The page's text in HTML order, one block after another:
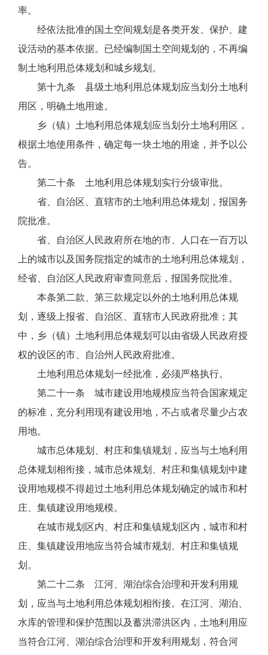
率。
经依法批准的国土空间规划是各类开发、保护、建
设活动的基本依据。已经编制国土空间规划的，不再编
制土地利用总体规划和城乡规划。
第十九条 县级土地利用总体规划应当划分土地利
用区，明确土地用途。
乡（镇）土地利用总体规划应当划分土地利用区，
根据土地使用条件，确定每一块土地的用途，并予以公
告。
第二十条 土地利用总体规划实行分级审批。
省、自治区、直辖市的土地利用总体规划，报国务
院批准。
省、自治区人民政府所在地的市、人口在一百万以
上的城市以及国务院指定的城市的土地利用总体规划，
经省、自治区人民政府审查同意后，报国务院批准。
本条第二款、第三款规定以外的土地利用总体规
划，逐级上报省、自治区、直辖市人民政府批准；其
中，乡（镇）土地利用总体规划可以由省级人民政府授
权的设区的市、自治州人民政府批准。
土地利用总体规划一经批准，必须严格执行。
第二十一条 城市建设用地规模应当符合国家规定
的标准，充分利用现有建设用地，不占或者尽量少占农
用地。
城市总体规划、村庄和集镇规划，应当与土地利用
总体规划相衔接，城市总体规划、村庄和集镇规划中建
设用地规模不得超过土地利用总体规划确定的城市和村
庄、集镇建设用地规模。
在城市规划区内、村庄和集镇规划区内，城市和村
庄、集镇建设用地应当符合城市规划、村庄和集镇规
划。
第二十二条 江河、湖泊综合治理和开发利用规
划，应当与土地利用总体规划相衔接。在江河、湖泊、
水库的管理和保护范围以及蓄洪滞洪区内，土地利用应
当符合江河、湖泊综合治理和开发利用规划，符合河